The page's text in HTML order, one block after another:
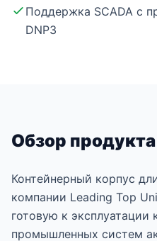
Поддержка SCADA с
DNP3
Обзор продукта
Контейнерный корпус
компании Leading Top
готовую к эксплуатации
промышленных систем